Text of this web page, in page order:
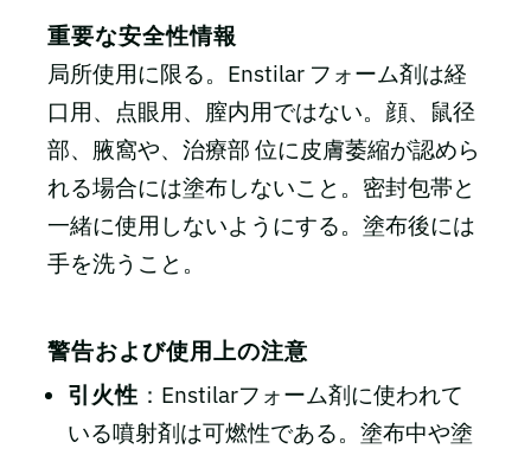
重要な安全性情報
局所使用に限る。Enstilar フォーム剤は経
口用、点眼用、膣内用ではない。顔、鼠径
部、腋窩や、治療部 位に皮膚萎縮が認めら
れる場合には塗布しないこと。密封包帯と
一緒に使用しないようにする。塗布後には
手を洗うこと。
警告および使用上の注意
引火性 ：Enstilarフォーム剤に使われて
いる噴射剤は可燃性である。塗布中や塗